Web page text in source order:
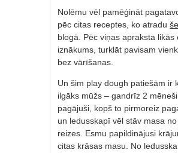
Nolēmu vēl pamēģināt
pēc citas receptes, ko atradu
blogā. Pēc viņas apraksta likās
iznākums, turklāt pavisam
bez vārīšanas.
Un šim play dough patiešām ir
ilgāks mūžs – gandrīz 2 mēneši
pagājuši, kopš to pirmoreiz
un ledusskapī vēl stāv masa
reizes. Esmu papildinājusi
citas krāsas masu. No